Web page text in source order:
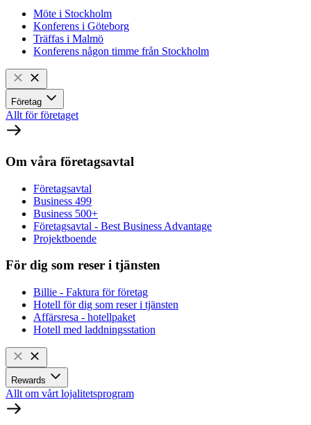
Möte i Stockholm
Konferens i Göteborg
Träffas i Malmö
Konferens någon timme från Stockholm
Företag
Allt för företaget
Om våra företagsavtal
Företagsavtal
Business 499
Business 500+
Företagsavtal - Best Business Advantage
Projektboende
För dig som reser i tjänsten
Billie - Faktura för företag
Hotell för dig som reser i tjänsten
Affärsresa - hotellpaket
Hotell med laddningsstation
Rewards
Allt om vårt lojalitetsprogram